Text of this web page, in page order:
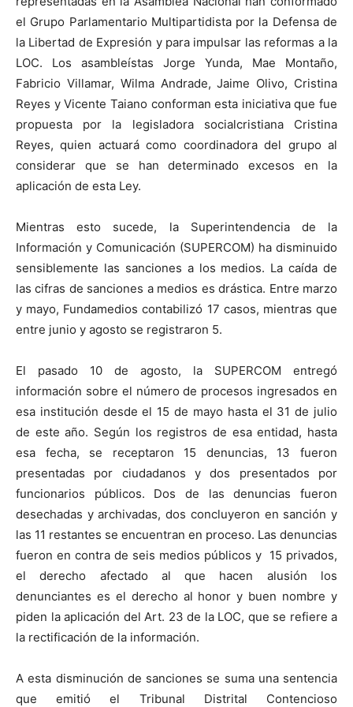
el Grupo Parlamentario Multipartidista por la Defensa de
la Libertad de Expresión y para impulsar las reformas a la
LOC. Los asambleístas Jorge Yunda, Mae Montaño,
Fabricio Villamar, Wilma Andrade, Jaime Olivo, Cristina
Reyes y Vicente Taiano conforman esta iniciativa que fue
propuesta por la legisladora socialcristiana Cristina
Reyes, quien actuará como coordinadora del grupo al
considerar que se han determinado excesos en la
aplicación de esta Ley.
Mientras esto sucede, la Superintendencia de la
Información y Comunicación (SUPERCOM) ha disminuido
sensiblemente las sanciones a los medios. La caída de
las cifras de sanciones a medios es drástica. Entre marzo
y mayo, Fundamedios contabilizó 17 casos, mientras que
entre junio y agosto se registraron 5.
El pasado 10 de agosto, la SUPERCOM entregó
información sobre el número de procesos ingresados en
esa institución desde el 15 de mayo hasta el 31 de julio
de este año. Según los registros de esa entidad, hasta
esa fecha, se receptaron 15 denuncias, 13 fueron
presentadas por ciudadanos y dos presentados por
funcionarios públicos. Dos de las denuncias fueron
desechadas y archivadas, dos concluyeron en sanción y
las 11 restantes se encuentran en proceso. Las denuncias
fueron en contra de seis medios públicos y 15 privados,
el derecho afectado al que hacen alusión los
denunciantes es el derecho al honor y buen nombre y
piden la aplicación del Art. 23 de la LOC, que se refiere a
la rectificación de la información.
A esta disminución de sanciones se suma una sentencia
que emitió el Tribunal Distrital Contencioso